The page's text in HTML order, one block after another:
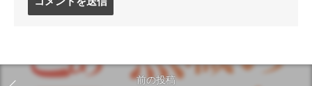
る
前の投稿